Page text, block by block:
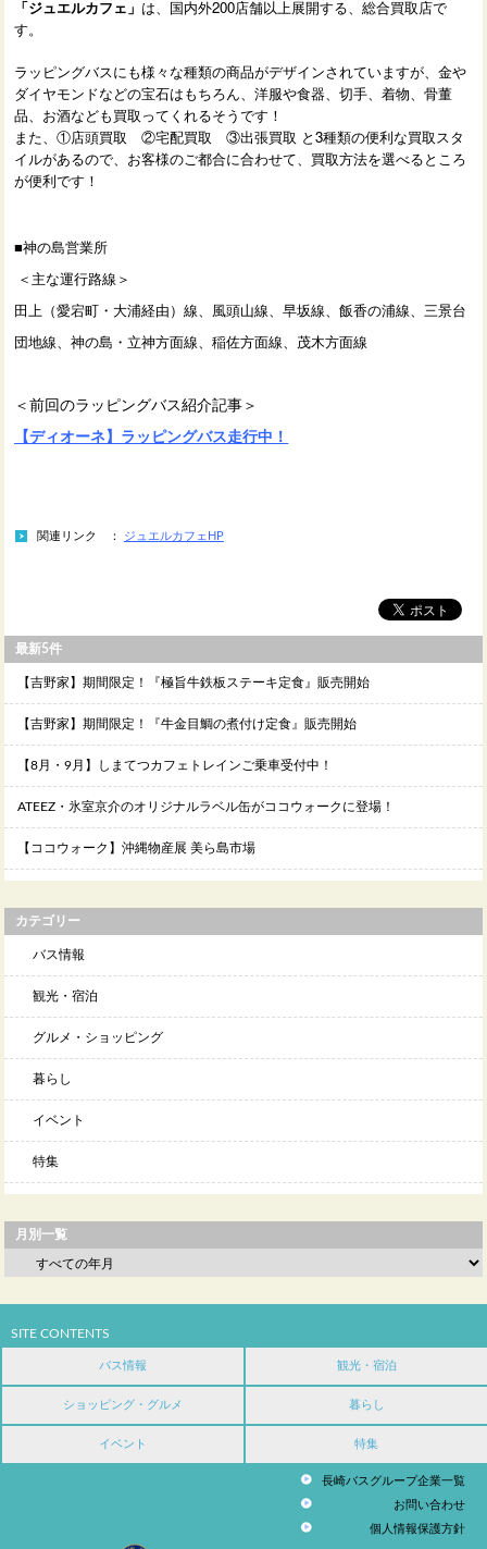
「ジュエルカフェ」 は、国内外200店舗以上展開する、総合買取店で
す。
ラッピングバスにも様々な種類の商品がデザインされていますが、金や
ダイヤモンドなどの宝石はもちろん、洋服や食器、切手、着物、骨董
品、お酒なども買取ってくれるそうです！
また、①店頭買取 ②宅配買取 ③出張買取 と3種類の便利な買取スタ
イルがあるので、お客様のご都合に合わせて、買取方法を選べるところ
が便利です！
■神の島営業所
＜主な運行路線＞
田上（愛宕町・大浦経由）線、風頭山線、早坂線、飯香の浦線、三景台
団地線、神の島・立神方面線、稲佐方面線、茂木方面線
＜前回のラッピングバス紹介記事＞
【ディオーネ】ラッピングバス走行中！
関連リンク ： ジュエルカフェHP
最新5件
【吉野家】期間限定！『極旨牛鉄板ステーキ定食』販売開始
【吉野家】期間限定！『牛金目鯛の煮付け定食』販売開始
【8月・9月】しまてつカフェトレインご乗車受付中！
ATEEZ・氷室京介のオリジナルラベル缶がココウォークに登場！
【ココウォーク】沖縄物産展 美ら島市場
カテゴリー
バス情報
観光・宿泊
グルメ・ショッピング
暮らし
イベント
特集
月別一覧
SITE CONTENTS
バス情報 観光・宿泊
ショッピング・グルメ 暮らし
イベント 特集
長崎バスグループ企業一覧
お問い合わせ
個人情報保護方針